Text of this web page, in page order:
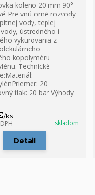
koleno 20 mm 90°
Pre vnútorné rozvody
vody, teplej
ústredného i
vykurovania z
kopolyméru
Technické
20
tlak: 20 bar Výhody
/ks
skladom
Detail